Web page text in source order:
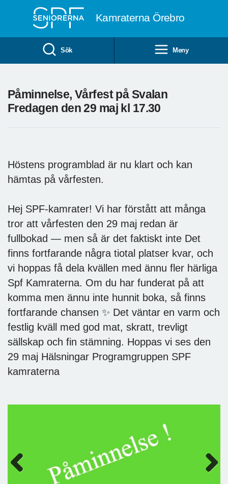
Kamraterna Örebro
Sök Meny
Påminnelse, Vårfest på Svalan
Fredagen den 29 maj kl 17.30
Höstens programblad är nu klart och kan
hämtas på vårfesten.
Hej SPF-kamrater! Vi har förstått att många
tror att vårfesten den 29 maj redan är
fullbokad — men så är det faktiskt inte Det
finns fortfarande några tiotal platser kvar, och
vi hoppas få dela kvällen med ännu fler härliga
Spf Kamraterna. Om du har funderat på att
komma men ännu inte hunnit boka, så finns
fortfarande chansen ✨ Det väntar en varm och
festlig kväll med god mat, skratt, trevligt
sällskap och fin stämning. Hoppas vi ses den
29 maj Hälsningar Programgruppen SPF
kamraterna